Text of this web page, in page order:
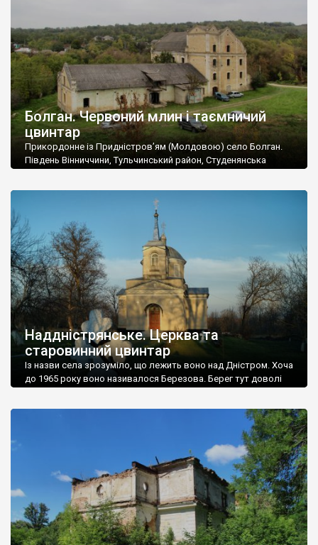
Болган. Червоний млин і таємничий
цвинтар
Прикордонне із Придністров’ям (Молдовою) село Болган.
Південь Вінниччини, Тульчинський район, Студенянська
старовинний цвинтар із кам’яними хрестами. Всі епітафії, які
збереглися, написані кирилицею, церковнослов’янською
мовою. За всіма традиційними ознаками – цвинтар
український. Хрести датуються 19 століттям. У 1924-1940
роках Болган […]
Наддністрянське. Церква та
старовинний цвинтар
Із назви села зрозуміло, що лежить воно над Дністром. Хоча
до 1965 року воно називалося Березова. Берег тут доволі
Наддністрянське відрізняється від більшості навколишніх
сіл. У селі є мурована Михайлівська церква. Точної дати […]